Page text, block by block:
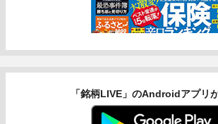
「銘柄LIVE」のAndroidアプリ